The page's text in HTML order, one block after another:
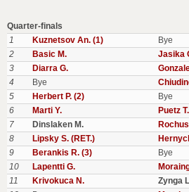
Quarter-finals
1
Kuznetsov An. (1)
Bye
2
Basic M. Jasika
3
Diarra G.
4
Bye
5
Herbert P. (2)
Bye
6
Marti Y. Puetz T.
7
Dinslaken M.
8
Lipsky S. (RET.)
9
Berankis R. (3)
Bye
10
Lapentti G.
11
Krivokuca N. Zynga